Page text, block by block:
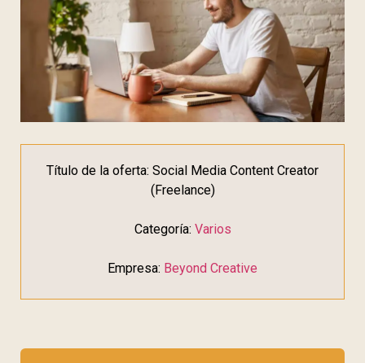
Título de la oferta: Social Media Content Creator
(Freelance)
Categoría: Varios
Empresa: Beyond Creative